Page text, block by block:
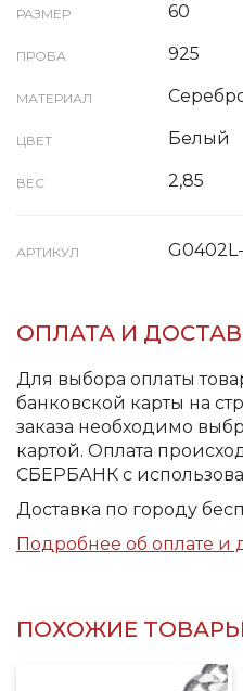
РАЗМЕР 60
ПРОБА 925
МАТЕРИАЛ
ЦВЕТ Белый
ВЕС 2,85
АРТИКУЛ
ОПЛАТА И
Для выбора оплаты
банковской карты на
заказа необходимо
картой. Оплата
СБЕРБАНК с
Доставка по городу
Подробнее об оплате и
ПОХОЖИЕ ТОВАРЫ